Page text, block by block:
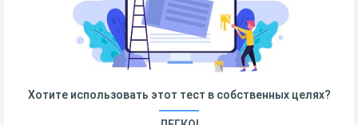
Хотите использовать этот тест в собственных целях?